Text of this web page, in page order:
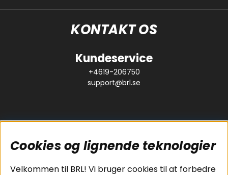
KONTAKT OS
Kundeservice
+4619-206750
support@brl.se
Populære sider Kundeservice
Cookies og lignende teknologier
Velkommen til BRL! Vi bruger cookies til at forbedre